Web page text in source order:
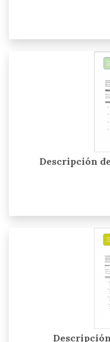
Descripción